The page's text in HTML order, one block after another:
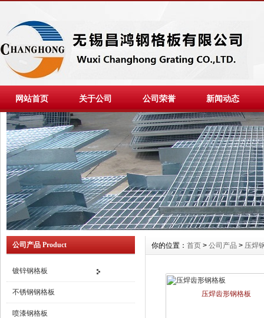
网站首页 关于公司 公司荣誉 新闻动态
公司产品 Product
镀锌钢格板
不锈钢钢格板
喷漆钢格板
你的位置： 首页 > 公司产品 > 压焊
压焊齿形钢格板